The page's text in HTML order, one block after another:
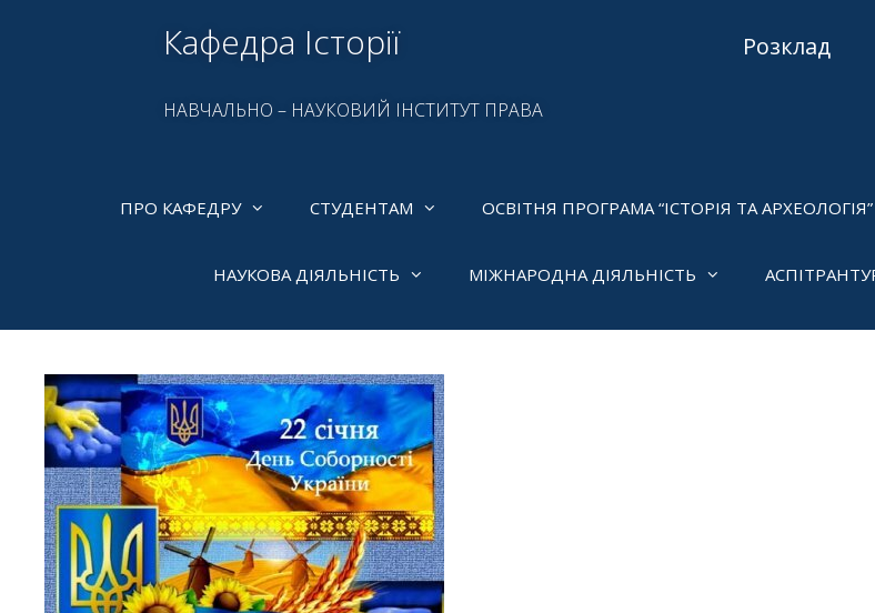
Кафедра Історії
НАВЧАЛЬНО – НАУКОВИЙ ІНСТИТУТ ПРАВА
Розклад
ПРО КАФЕДРУ СТУДЕНТАМ ОСВІТНЯ ПРОГРАМА “ІСТОРІЯ ТА АРХЕОЛОГІЯ”
НАУКОВА ДІЯЛЬНІСТЬ МІЖНАРОДНА ДІЯЛЬНІСТЬ